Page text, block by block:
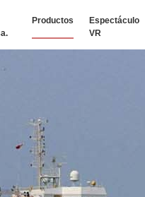
Productos
Espectáculo
VR